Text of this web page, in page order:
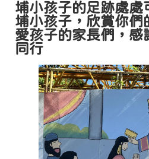
埔小孩子的足跡處處
埔小孩子，欣賞你們
愛孩子的家長們，感
同行